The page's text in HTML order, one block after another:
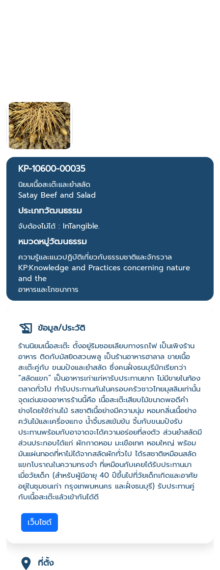
KP-10600-00035
นิยมเนื้อสะเต๊ะและยำสลัด
Satay Beef and Salad
ประเภทวัฒนธรรม
จับต้องไม่ได้ : InTangible.
หมวดหมู่วัฒนธรรม
ความรู้และแนวปฏิบัติเกี่ยวกับธรรมชาติและจักรวาล
KP:Knowledge and Practices concerning nature
and the
อาหารและโภชนาการ
ข้อมูล/ประวัติ
ร้านนิยมเนื้อสะเต๊ะ ตั้งอยู่ริมซอยเลียบทางรถไฟ เป็นเพิงร้าน
อาหาร ติดกับมัสยิดสวนพลู เป็นร้านอาหารฮาลาล ขายเนื้อ
สะเต๊ะคู่กับ ขนมปังและยำสลัด ซึ่งคนฝั่งธนบุรีมักเรียกว่า
“สลัดแขก” เป็นอาหารเก่าแก่หารับประทานยาก ไม่มีขายในท้อง
ตลาดทั่วไป ทำรับประทานกันในครอบครัวชาวไทยมุสลิมเท่านั้น
จุดเด่นของอาหารร้านนี้คือ เนื้อสะเต๊ะเสียบไม้ขนาดพอดีคำ
ย่างโดยใช้ถ่านไม้ รสชาติเนื้อย่างมีความนุ่ม หอมกลิ่นเนื้อย่าง
ควันไม้และเครื่องแกง น้ำจิ้มรสเข้มข้น จิ้มกับขนมปังรับ
ประทานพร้อมกับอาจาดจะได้ความอร่อยที่ลงตัว ส่วนยำสลัดมี
ส่วนประกอบได้แก่ ผักกาดหอม มะเขือเทศ หอมใหญ่ พร้อม
มันแผ่นทอดที่หาไม่ได้จากสลัดผักทั่วไป ได้รสชาติเหมือนสลัด
แขกโบราณในความทรงจำ ที่เหมือนกับเคยได้รับประทานมา
เมื่อวัยเด็ก (สำหรับผู้มีอายุ 40 ปีขึ้นไปที่วัยเด็กเกิดและอาศัย
อยู่ในชุมชนเก่า กรุงเทพมหนคร และฝั่งธนบุรี) รับประทานคู่
กับเนื้อสะเต๊ะแล้วเข้ากันได้ดี
เว็บไซต์
ที่ตั้ง